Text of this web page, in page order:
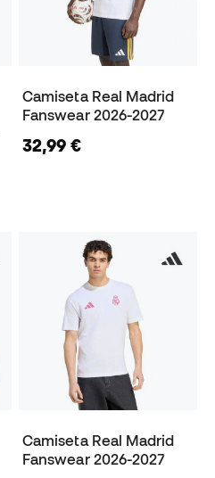
Camiseta Real Madrid
Fanswear 2026-2027
32,99 €
Camiseta Real Madrid
Fanswear 2026-2027